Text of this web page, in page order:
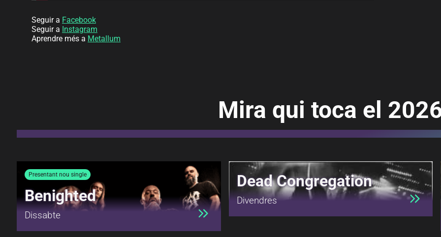
Seguir a Facebook
Seguir a Instagram
Aprendre més a Metallum
Mira qui toca el
Presentant nou single
Benighted
Dissabte
Dead Congregation
Divendres